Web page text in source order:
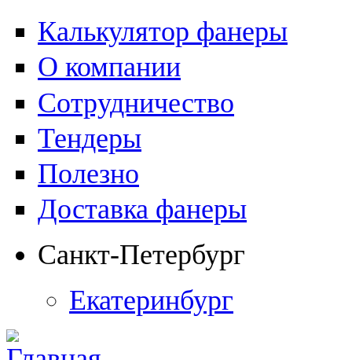
Калькулятор фанеры
О компании
Сотрудничество
Тендеры
Полезно
Доставка фанеры
Санкт-Петербург
Екатеринбург